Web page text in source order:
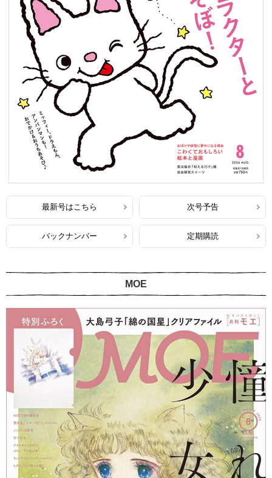
最新号はこちら 次号予告
バックナンバー 定期購読
MOE